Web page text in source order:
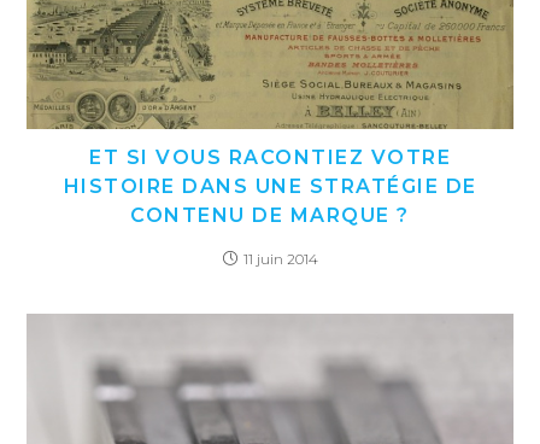
ET SI VOUS RACONTIEZ VOTRE
HISTOIRE DANS UNE STRATÉGIE DE
CONTENU DE MARQUE ?
11 juin 2014